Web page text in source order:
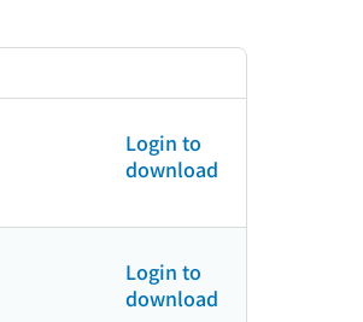
Login to
download
Login to
download